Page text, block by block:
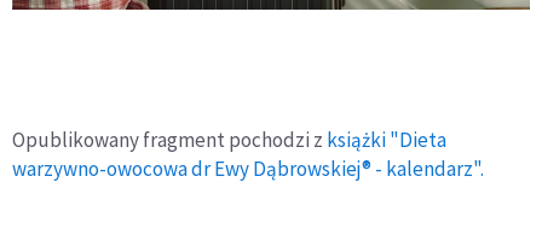
Opublikowany fragment pochodzi z książki "Dieta
warzywno-owocowa dr Ewy Dąbrowskiej® - kalendarz".